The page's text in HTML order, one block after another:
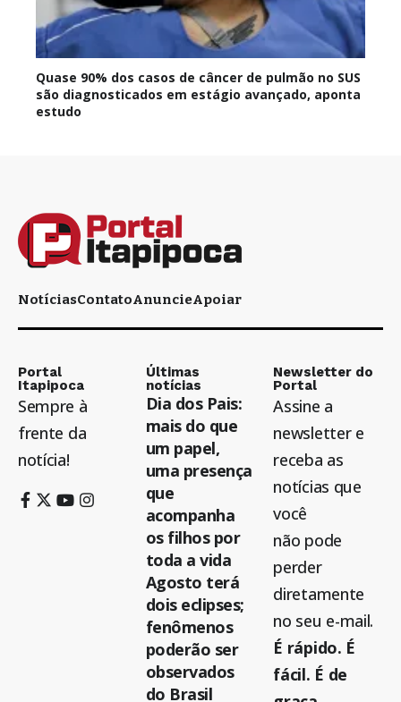
Quase 90% dos casos de câncer de pulmão no SUS
são diagnosticados em estágio avançado, aponta
estudo
NotíciasContatoAnuncieApoiar
Portal
Itapipoca
Sempre à
frente da
notícia!
Últimas
notícias
Dia dos Pais:
mais do que
um papel,
uma presença
que
acompanha
os filhos por
toda a vida
Agosto terá
dois eclipses;
fenômenos
poderão ser
observados
do Brasil
Newsletter do
Portal
Assine a
newsletter e
receba as
notícias que
você
não pode
perder
diretamente
no seu e-mail.
É rápido. É
fácil. É de